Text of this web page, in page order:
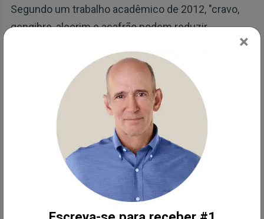
Segundo um trabalho acadêmico de 2012, "cravo,
gengibre, alecrim e açafrão podem reduzir
oxidada de TNF-α" ou fator de necrose tumoral, uma
citocina envolvida na inflamação sistêmica. O
gengibre diminui os biomarcadores inflamatórios,
sugerindo uma poderosa ação anti-inflamatória.
A inflamação também tem um papel significativo na
percepção de dor. Dados científicos demonstram
que o extrato de gengibre ajuda a mitigar a dor e
várias situações. Um estudo de 2001 concluiu que
×